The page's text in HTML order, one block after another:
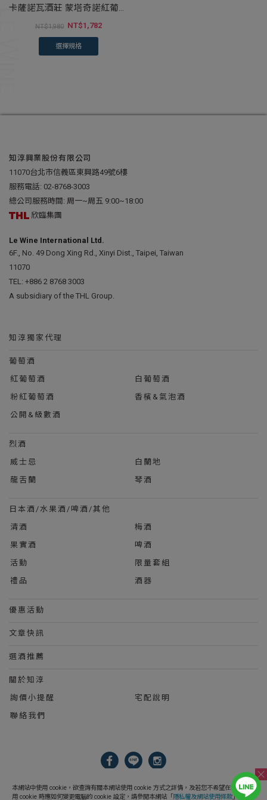
卡薩諾瓦酒莊 蒙塔奇諾紅葡萄
NT$1,980 NT$1,782
選擇規格
知淳興業股份有限公司
11070台北市信義區東興路49號6樓
服務電話: 02-8768-3003
總公司服務時間: 周一~周五 9:00~18:00
欣臨集團
Le Wine International Ltd.
6F., No. 49 Dong Xing Rd., Xinyi Dist., Taipei, Taiwan
11070
TEL: +886 2 8768 3003
A subsidiary of the THL Group.
知淳獨家代理
葡萄酒
紅葡萄酒
白葡萄酒
粉紅葡萄酒
香檳&氣泡酒
公開&級數酒
烈酒
威士忌
白蘭地
龍舌蘭
琴酒
日本酒/水果酒/啤酒/其他
清酒
梅酒
果實酒
啤酒
活動
限量套組
禮品
酒器
優惠活動
文章快訊
選酒推薦
關於知淳
詢價小提醒
宅配說明
聯絡我們
本網站中使用 cookie，欲查詢有關本網站使用 cookie 方式之詳情，及若您不希望在電腦上使
用 cookie 時應如何變更電腦的 cookie 設定，請參閱本網站「隱私權及網站使用條款」之